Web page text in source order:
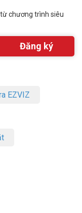
24/7, ổn định hơn ổ
lượng 3TB đủ lưu
vấn và nhận báo giá
tin tạiFacebook
chương trình siêu
EZVIZ